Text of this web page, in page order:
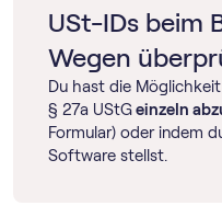
USt-IDs beim
Wegen
Du hast die
§ 27a UStGeinzeln
Formular) oder indem
Software stellst.